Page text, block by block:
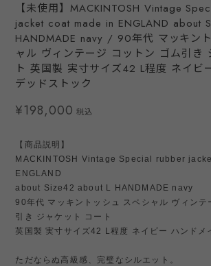
【未使用】MACKINTOSH Vintage
jacket coat made in ENGLAND about
HANDMADE navy / 90年代 マッキン
ャル ヴィンテージ コットン ゴム引き
ト 英国製 実寸サイズ42 L程度 ネイビ
デッドストック
¥198,000 税込
【商品説明】
MACKINTOSH Vintage Special rubber
ENGLAND
about Size42 about L HANDMADE navy
90年代 マッキントッシュ スペシャル ヴィンテ
引き ジャケット コート
英国製 実寸サイズ42 L程度 ネイビー ハンドメ
ただならぬ高級感、完璧なシルエット。